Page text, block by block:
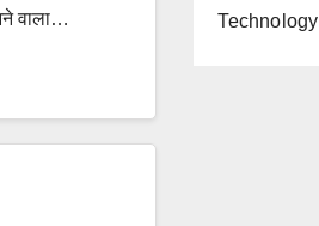
वाला…
Technology